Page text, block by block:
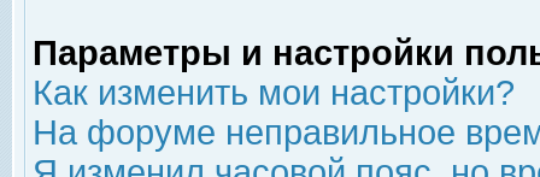
Параметры и настройки
Как изменить мои настройки?
На форуме неправильное